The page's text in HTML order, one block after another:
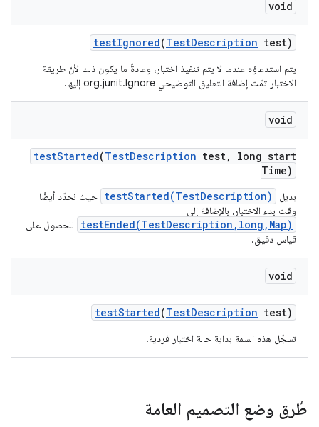
void
testIgnored(TestDescription test)
يتم استدعاؤه عندما لا يتم تنفيذ اختبار، وعادةً ما يكون ذلك لأنّ طريقة
الاختبار تمّت إضافة التعليق التوضيحي org.junit.Ignore إليها.
void
testStarted(TestDescription test,
long start
Time)
بديل testStarted(TestDescription) حيث نحدّد أيضًا
وقت بدء الاختبار، بالإضافة إلى
testEnded(TestDescription,long,Map)
للحصول على
قياس دقيق.
void
testStarted(TestDescription test)
تسجّل هذه السمة بداية حالة اختبار فردية.
طُرق وضع التصميم العامة